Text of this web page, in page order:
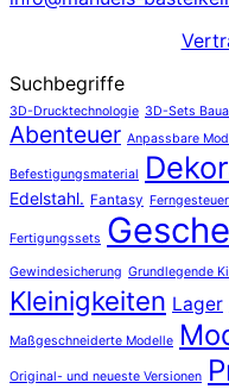
Suchbegriffe
3D-Drucktechnologie 3D-Sets
Abenteuer Anpassbare
Befestigungsmaterial
Edelstahl. Fantasy
Fertigungssets
Gewindesicherung Grundlegende
Kleinigkeiten Lager
Maßgeschneiderte Modelle
Original- und neueste Versionen